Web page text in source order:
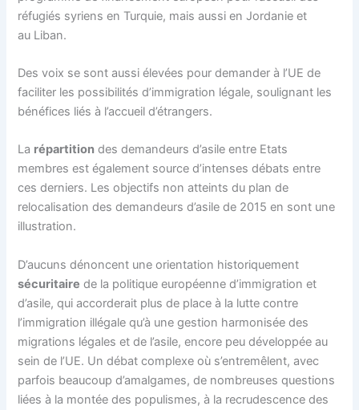
réfugiés syriens en Turquie, mais aussi en Jordanie et
au Liban.
Des voix se sont aussi élevées pour demander à l’UE de
faciliter les possibilités d’immigration légale, soulignant les
bénéfices liés à l’accueil d’étrangers.
La répartition des demandeurs d’asile entre Etats
membres est également source d’intenses débats entre
ces derniers. Les objectifs non atteints du plan de
relocalisation des demandeurs d’asile de 2015 en sont une
illustration.
D’aucuns dénoncent une orientation historiquement
sécuritaire de la politique européenne d’immigration et
d’asile, qui accorderait plus de place à la lutte contre
l’immigration illégale qu’à une gestion harmonisée des
migrations légales et de l’asile, encore peu développée au
sein de l’UE. Un débat complexe où s’entremêlent, avec
parfois beaucoup d’amalgames, de nombreuses questions
liées à la montée des populismes, à la recrudescence des